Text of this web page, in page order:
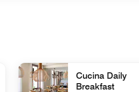
Cucina Daily
Breakfast